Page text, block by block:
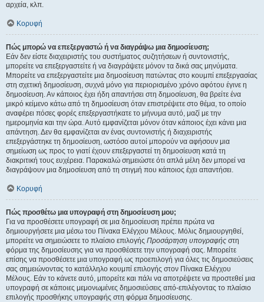
αρχεία, κλπ.
Κορυφή
Πώς μπορώ να επεξεργαστώ ή να διαγράψω μια δημοσίευση;
Εάν δεν είστε διαχειριστής του συστήματος συζητήσεων ή συντονιστής,
μπορείτε να επεξεργαστείτε ή να διαγράψετε μόνον τα δικά σας μηνύματα.
Μπορείτε να επεξεργαστείτε μια δημοσίευση πατώντας στο κουμπί επεξεργασίας
στη σχετική δημοσίευση, συχνά μόνο για περιορισμένο χρόνο αφότου έγινε η
δημοσίευση. Αν κάποιος έχει ήδη απαντήσει στη δημοσίευση, θα βρείτε ένα
μικρό κείμενο κάτω από τη δημοσίευση όταν επιστρέψετε στο θέμα, το οποίο
αναφέρει πόσες φορές επεξεργαστήκατε το μήνυμα αυτό, μαζί με την
ημερομηνία και την ώρα. Αυτό εμφανίζεται μόνον όταν κάποιος έχει κάνει μια
απάντηση. Δεν θα εμφανίζεται αν ένας συντονιστής ή διαχειριστής
επεξεργάστηκε τη δημοσίευση, ωστόσο αυτοί μπορούν να αφήσουν μια
σημείωση ως προς το γιατί έχουν επεξεργαστεί τη δημοσίευση κατά τη
διακριτική τους ευχέρεια. Παρακαλώ σημειώστε ότι απλά μέλη δεν μπορεί να
διαγράψουν μια δημοσίευση από τη στιγμή που κάποιος έχει απαντήσει.
Κορυφή
Πώς προσθέτω μια υπογραφή στη δημοσίευση μου;
Για να προσθέσετε υπογραφή σε μια δημοσίευση πρέπει πρώτα να
δημιουργήσετε μια μέσω του Πίνακα Ελέγχου Μέλους. Μόλις δημιουργηθεί,
μπορείτε να σημειώσετε το πλαίσιο επιλογής Προσάρτηση υπογραφής στη
φόρμα της δημοσίευσης για να προσθέσετε την υπογραφή σας. Μπορείτε
επίσης να προσθέσετε μια υπογραφή ως προεπιλογή για όλες τις δημοσιεύσεις
σας σημειώνοντας το κατάλληλο κουμπί επιλογής στον Πίνακα Ελέγχου
Μέλους. Εάν το κάνετε αυτό, μπορείτε και πάλι να αποτρέψετε να προστεθεί μια
υπογραφή σε κάποιες μεμονωμένες δημοσιεύσεις από-επιλέγοντας το πλαίσιο
επιλογής προσθήκης υπογραφής στη φόρμα δημοσίευσης.